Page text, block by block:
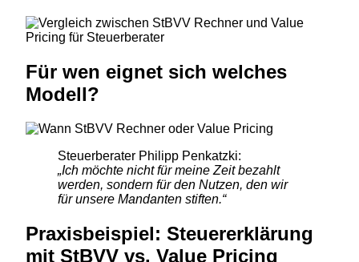
Für wen eignet sich welches
Modell?
Steuerberater Philipp Penkatzki:
„Ich möchte nicht für meine Zeit bezahlt
werden, sondern für den Nutzen, den wir
für unsere Mandanten stiften.“
Praxisbeispiel: Steuererklärung
mit StBVV vs. Value Pricing